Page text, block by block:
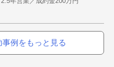
例をもっと見る